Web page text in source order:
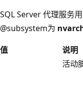
SQL Server 代理服务
@subsystem为
值
说明
活动